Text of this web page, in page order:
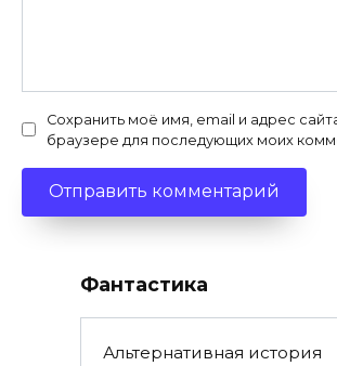
Сохранить моё имя, email и адрес
браузере для последующих моих
Фантастика
Альтернативная история